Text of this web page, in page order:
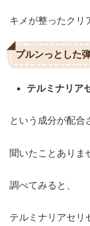
キメが整ったクリ
プルンっとした
テルミナリア
という成分が配合
聞いたことありま
調べてみると、
テルミナリアセリ